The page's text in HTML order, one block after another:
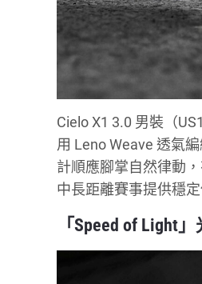
Cielo X1 3.0 男裝（
用 Leno Weave 透氣
計順應腳掌自然律動
中長距離賽事提供穩定
「Speed of Light